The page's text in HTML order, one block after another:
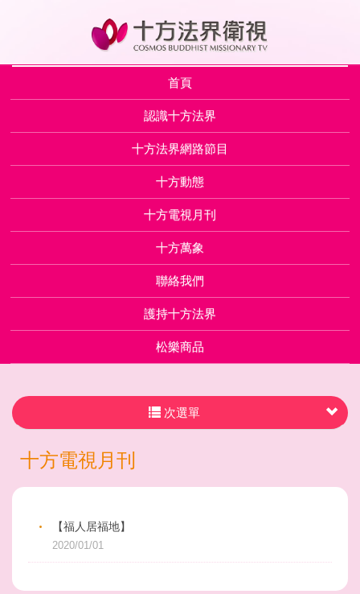
首頁
認識十方法界
十方法界網路節目
十方動態
十方電視月刊
十方萬象
聯絡我們
護持十方法界
松樂商品
次選單
十方電視月刊
【福人居福地】
2020/01/01